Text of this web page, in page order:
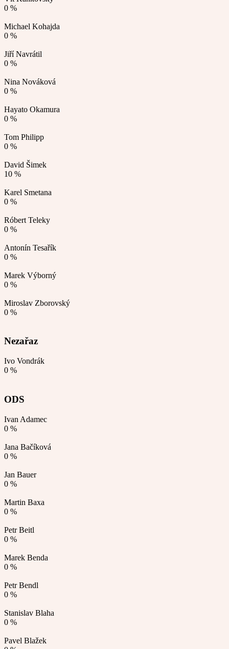
0 %
Michael Kohajda
0 %
Jiří Navrátil
0 %
Nina Nováková
0 %
Hayato Okamura
0 %
Tom Philipp
0 %
David Šimek
10 %
Karel Smetana
0 %
Róbert Teleky
0 %
Antonín Tesařík
0 %
Marek Výborný
0 %
Miroslav Zborovský
0 %
Nezařaz
Ivo Vondrák
0 %
ODS
Ivan Adamec
0 %
Jana Bačíková
0 %
Jan Bauer
0 %
Martin Baxa
0 %
Petr Beitl
0 %
Marek Benda
0 %
Petr Bendl
0 %
Stanislav Blaha
0 %
Pavel Blažek